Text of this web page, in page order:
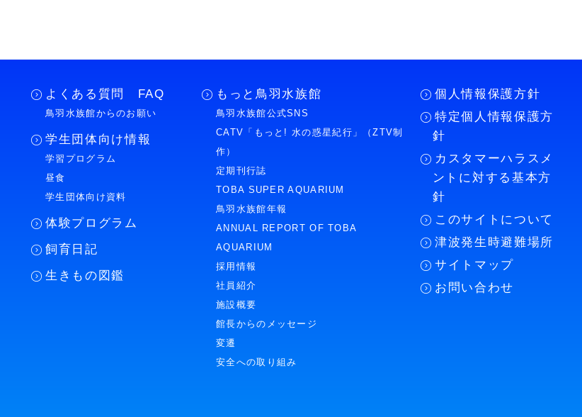
よくある質問 FAQ
鳥羽水族館からのお願い
学生団体向け情報
学習プログラム
昼食
学生団体向け資料
体験プログラム
飼育日記
生きもの図鑑
もっと鳥羽水族館
鳥羽水族館公式SNS
CATV「もっと! 水の惑星紀行」（ZTV制
作）
定期刊行誌
TOBA SUPER AQUARIUM
鳥羽水族館年報
ANNUAL REPORT OF TOBA
AQUARIUM
採用情報
社員紹介
施設概要
館長からのメッセージ
変遷
安全への取り組み
個人情報保護方針
特定個人情報保護方
針
カスタマーハラスメ
ントに対する基本方
針
このサイトについて
津波発生時避難場所
サイトマップ
お問い合わせ